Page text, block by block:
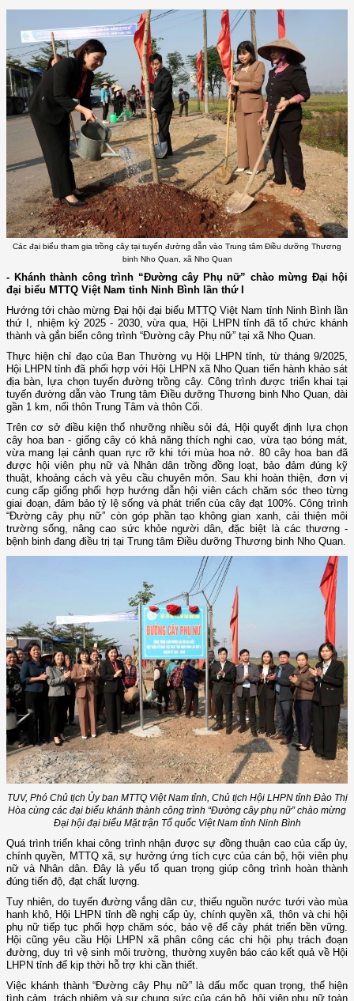
Các đại biểu tham gia trồng cây tại tuyến đường dẫn vào Trung tâm Điều dưỡng Thương
binh Nho Quan, xã Nho Quan
- Khánh thành công trình “Đường cây Phụ nữ” chào mừng Đại hội
đại biểu MTTQ Việt Nam tỉnh Ninh Bình lần thứ I
Hướng tới chào mừng Đại hội đại biểu MTTQ Việt Nam tỉnh Ninh Bình lần
thứ I, nhiệm kỳ 2025 - 2030, vừa qua, Hội LHPN tỉnh đã tổ chức khánh
thành và gắn biển công trình “Đường cây Phụ nữ” tại xã Nho Quan.
Thực hiện chỉ đạo của Ban Thường vụ Hội LHPN tỉnh, từ tháng 9/2025,
Hội LHPN tỉnh đã phối hợp với Hội LHPN xã Nho Quan tiến hành khảo sát
địa bàn, lựa chọn tuyến đường trồng cây. Công trình được triển khai tại
tuyến đường dẫn vào Trung tâm Điều dưỡng Thương binh Nho Quan, dài
gần 1 km, nối thôn Trung Tâm và thôn Cối.
Trên cơ sở điều kiện thổ nhưỡng nhiều sỏi đá, Hội quyết định lựa chọn
cây hoa ban - giống cây có khả năng thích nghi cao, vừa tạo bóng mát,
vừa mang lại cảnh quan rực rỡ khi tới mùa hoa nở. 80 cây hoa ban đã
được hội viên phụ nữ và Nhân dân trồng đồng loạt, bảo đảm đúng kỹ
thuật, khoảng cách và yêu cầu chuyên môn. Sau khi hoàn thiện, đơn vị
cung cấp giống phối hợp hướng dẫn hội viên cách chăm sóc theo từng
giai đoạn, đảm bảo tỷ lệ sống và phát triển của cây đạt 100%. Công trình
“Đường cây phụ nữ” còn góp phần tạo không gian xanh, cải thiện môi
trường sống, nâng cao sức khỏe người dân, đặc biệt là các thương -
bệnh binh đang điều trị tại Trung tâm Điều dưỡng Thương binh Nho Quan.
TUV, Phó Chủ tịch Ủy ban MTTQ Việt Nam tỉnh, Chủ tịch Hội LHPN tỉnh Đào Thị
Hòa cùng các đại biểu khánh thành công trình “Đường cây phụ nữ” chào mừng
Đại hội đại biểu Mặt trận Tổ quốc Việt Nam tỉnh Ninh Bình
Quá trình triển khai công trình nhận được sự đồng thuận cao của cấp ủy,
chính quyền, MTTQ xã, sự hưởng ứng tích cực của cán bộ, hội viên phụ
nữ và Nhân dân. Đây là yếu tố quan trọng giúp công trình hoàn thành
đúng tiến độ, đạt chất lượng.
Tuy nhiên, do tuyến đường vắng dân cư, thiếu nguồn nước tưới vào mùa
hanh khô, Hội LHPN tỉnh đề nghị cấp ủy, chính quyền xã, thôn và chi hội
phụ nữ tiếp tục phối hợp chăm sóc, bảo vệ để cây phát triển bền vững.
Hội cũng yêu cầu Hội LHPN xã phân công các chi hội phụ trách đoạn
đường, duy trì vệ sinh môi trường, thường xuyên báo cáo kết quả về Hội
LHPN tỉnh để kịp thời hỗ trợ khi cần thiết.
Việc khánh thành “Đường cây Phụ nữ” là dấu mốc quan trọng, thể hiện
tình cảm, trách nhiệm và sự chung sức của cán bộ, hội viên phụ nữ toàn